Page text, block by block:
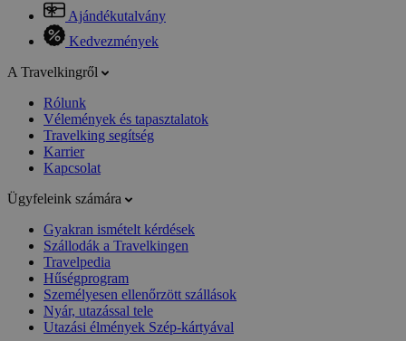
Ajándékutalvány
Kedvezmények
A Travelkingről
Rólunk
Vélemények és tapasztalatok
Travelking segítség
Karrier
Kapcsolat
Ügyfeleink számára
Gyakran ismételt kérdések
Szállodák a Travelkingen
Travelpedia
Hűségprogram
Személyesen ellenőrzött szállások
Nyár, utazással tele
Utazási élmények Szép-kártyával